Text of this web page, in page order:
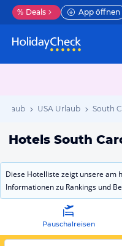
% Deals App öffnen
USA Urlaub South
Hotels South
Diese Hotelliste zeigt unsere am
Informationen zu Rankings und
Pauschalreisen